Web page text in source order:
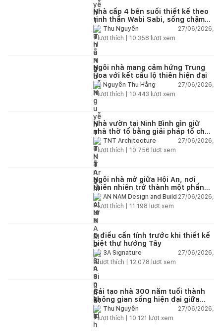
Nhà cấp 4 bên suối thiết kế theo
tinh thần Wabi Sabi, sống chậm
giữa thiên nhiên
Thu Nguyễn
27/06/2026,
1lượt thích | 10.358 lượt xem
Ngôi nhà mang cảm hứng Trung
Hoa với kết cấu lộ thiên hiện đại
Nguyễn Thu Hằng
27/06/2026,
1lượt thích | 10.443 lượt xem
Nhà vườn tại Ninh Bình gìn giữ
nhà thờ tổ bằng giải pháp tổ chức
lại không gian
TNT Architecture
27/06/2026,
1lượt thích | 10.756 lượt xem
Ngôi nhà mở giữa Hội An, nơi
thiên nhiên trở thành một phần
của cuộc sống
AN NAM Design and Build 27/06/2026,
1lượt thích | 11.198 lượt xem
5 điều cần tính trước khi thiết kế
biệt thự hướng Tây
3A Signature
27/06/2026,
2lượt thích | 12.078 lượt xem
Cải tạo nhà 300 năm tuổi thành
không gian sống hiện đại giữa
thiên nhiên
Thu Nguyễn
27/06/2026,
1lượt thích | 10.121 lượt xem